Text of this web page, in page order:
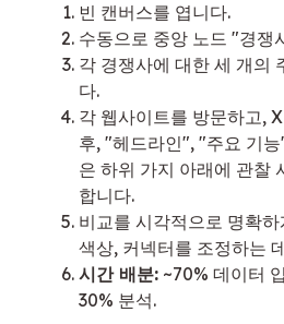
빈 캔버스를 엽니다.
수동으로 중앙 노드 "경쟁
각 경쟁사에 대한 세 개의
다.
각 웹사이트를 방문하고,
후, "헤드라인", "주요 기
은 하위 가지 아래에 관찰
합니다.
비교를 시각적으로 명확
색상, 커넥터를 조정하는
시간 배분: ~70% 데이터
30% 분석.